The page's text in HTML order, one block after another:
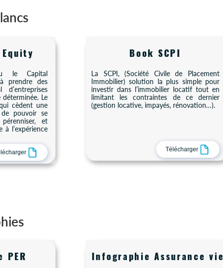
le Capital
prendre des
Le
cèdent une
pouvoir se
et
à l’expérience
Book SCPI
La SCPI, (Société Civile de Placement
Immobilier) solution la plus simple pour
investir dans l’immobilier locatif tout en
limitant les contraintes de ce dernier
(gestion locative, impayés, rénovation…).
Télécharger
PER Infographie Assurance vie